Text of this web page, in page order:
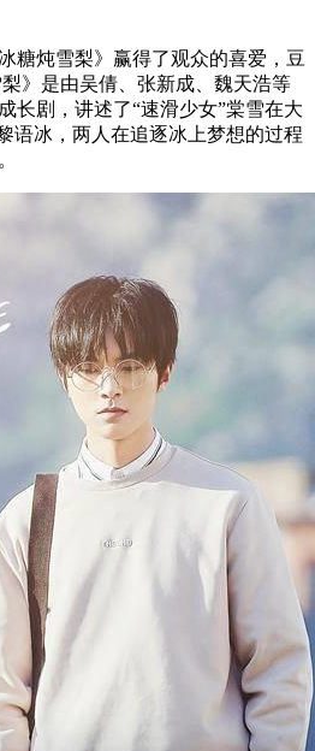
糖炖雪梨》赢得了观众的喜爱，豆
》是由吴倩、张新成、魏天浩等
长剧，讲述了“速滑少女”棠雪在大
语冰，两人在追逐冰上梦想的过程